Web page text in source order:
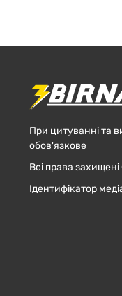
При цитуванні та
обов'язкове
Всі права
Ідентифікатор